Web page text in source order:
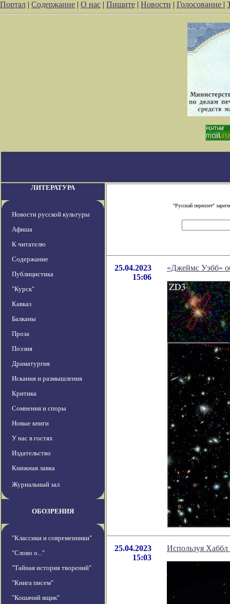
Портал | Содержание | О нас | Пишите | Новости | Голосование |
ЛИТЕРАТУРА
Новости русской культуры
Афиша
К читателю
Содержание
Публицистика
"Курск"
Кавказ
Балканы
Проза
Поэзия
Драматургия
Искания и размышления
Критика
Сомнения и споры
Новые книги
У нас в гостях
Издательство
Книжная лавка
Журнальный зал
ОБОЗРЕНИЯ
"Классики и современники"
"Слово о..."
"Тайная история творений"
"Книга писем"
"Кошачий ящик"
"Русский переплет"
25.04.2023
15:06
«Джеймс Уэбб»
25.04.2023
15:03
Используя